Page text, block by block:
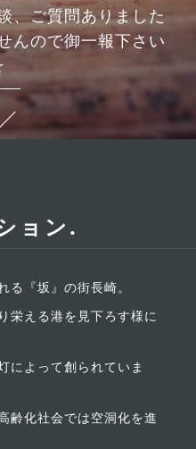
、ご質問ありました
んので御一報下さい
ョン
る『坂』の街長崎。
栄える港を見下ろす様に
によって創られていま
齢化社会では空洞化を進